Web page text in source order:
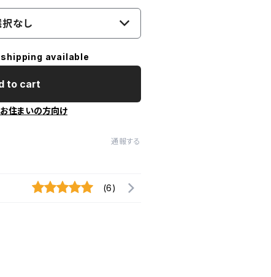
択なし
available
to cart
住まいの方向け
通報する
(6)